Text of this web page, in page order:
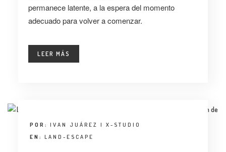
LANDUUM
permanece latente, a la espera del momento
adecuado para volver a comenzar.
LEER MÁS
POR: IVAN JUÁREZ | X-STUDIO
EN: LAND-ESCAPE